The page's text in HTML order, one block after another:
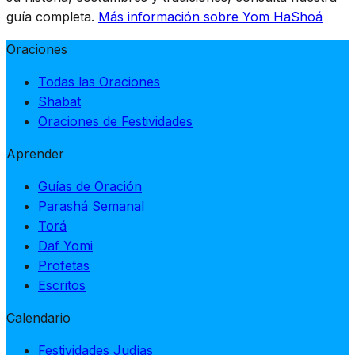
guía completa. Más información sobre Yom HaShoá
Oraciones
Todas las Oraciones
Shabat
Oraciones de Festividades
Aprender
Guías de Oración
Parashá Semanal
Torá
Daf Yomi
Profetas
Escritos
Calendario
Festividades Judías